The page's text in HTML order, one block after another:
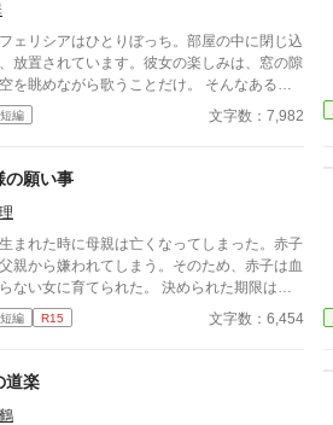
ェリシアはひとりぼっち。部屋の中に閉じ込
放置されています。彼女の楽しみは、窓の隙
眺めながら歌うことだけ。 そんなある日
アは、貧しい身なりの男の子にさらわれてし
た。彼は本来自分が受け取るべきだった幸せ
とに困惑しつつも、男の子のためにできるこ
いかと悩んだあげく、彼女は一本の羽を渡すこ
きな友達に似た男の子に笑っ
、ただその一心で。けれどそれは、彼女の命
記憶を失くしたヒロインと、幸
たいヒーローの物語。ハッピーエンドです。
ACよりチョコラテさまの作品(写真ID:24928
短編 文字数：7,982
の願い事
まれた時に母親は亡くなってしまった。赤子
親から嫌われてしまう。そのため、赤子は血
ない女に育てられた。 決められた期限は十
になった女の子は母親代わりに連れられて城
とになった。女の子の実の父親のもとへ
短編 R15 文字数：6,454
道楽